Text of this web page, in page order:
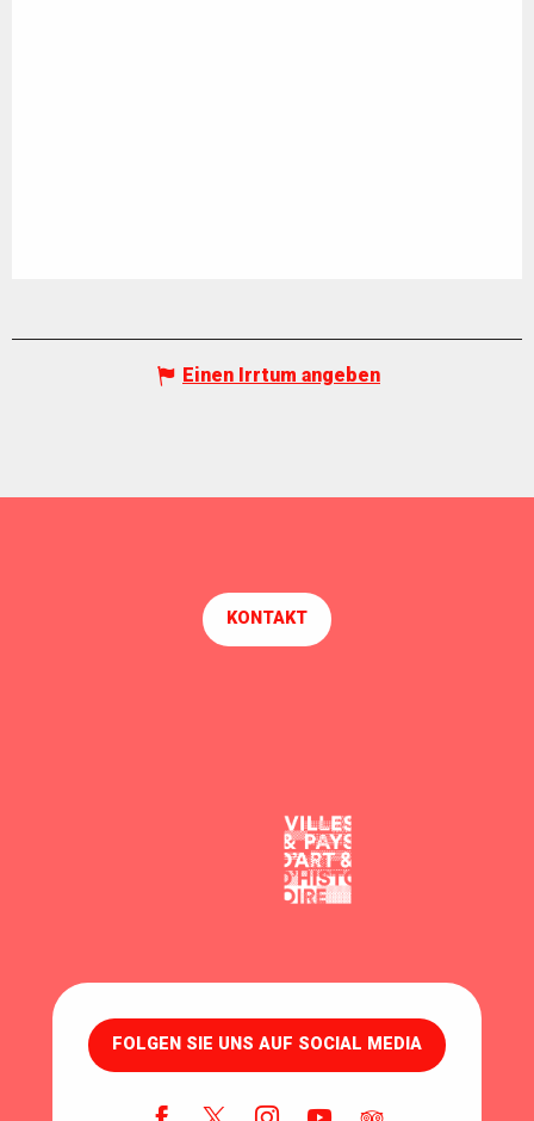
Einen Irrtum angeben
KONTAKT
FOLGEN SIE UNS AUF SOCIAL MEDIA